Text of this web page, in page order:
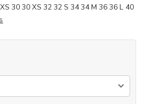
30 30 XS 32 32 S 34 34 M 36 36 L 40